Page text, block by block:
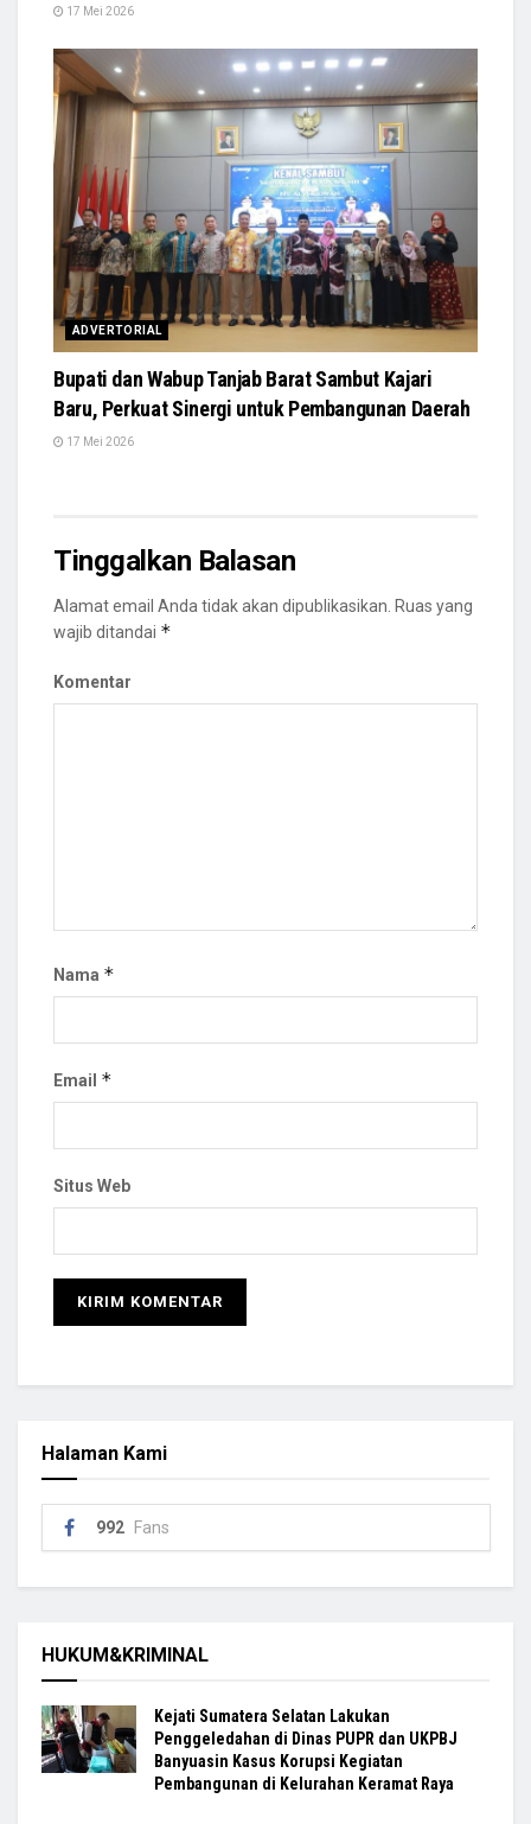
17 Mei 2026
ADVERTORIAL
Bupati dan Wabup Tanjab Barat Sambut Kajari
Baru, Perkuat Sinergi untuk Pembangunan Daerah
17 Mei 2026
Tinggalkan Balasan
Alamat email Anda tidak akan dipublikasikan. Ruas yang
wajib ditandai *
Komentar
Nama *
Email *
Situs Web
Halaman Kami
992 Fans
HUKUM&KRIMINAL
Kejati Sumatera Selatan Lakukan
Penggeledahan di Dinas PUPR dan UKPBJ
Banyuasin Kasus Korupsi Kegiatan
Pembangunan di Kelurahan Keramat Raya